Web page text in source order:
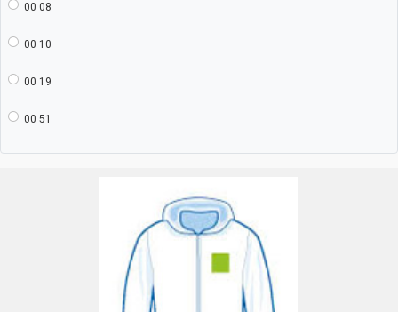
00 08
00 10
00 19
00 51